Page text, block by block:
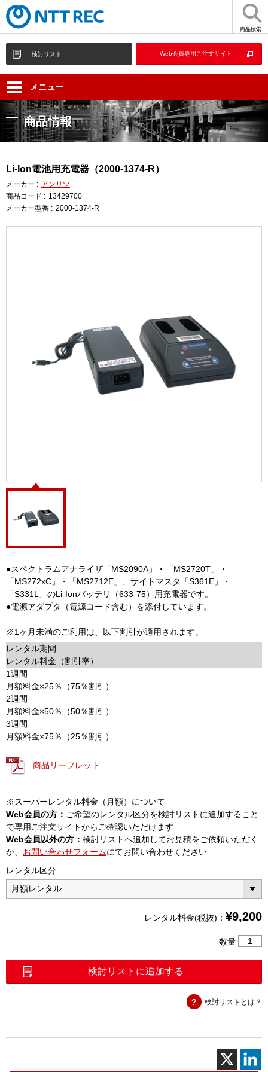
商品検索
検討リスト Web会員専用ご注文サイト
メニュー
商品情報
Li-Ion電池用充電器（2000-1374-R）
メーカー : アンリツ
商品コード : 13429700
メーカー型番 : 2000-1374-R
●スペクトラムアナライザ「MS2090A」・「MS2720T」・
「MS272xC」・「MS2712E」、サイトマスタ「S361E」・
「S331L」のLi-Ionバッテリ（633-75）用充電器です。
●電源アダプタ（電源コード含む）を添付しています。
※1ヶ月未満のご利用は、以下割引が適用されます。
レンタル期間
レンタル料金（割引率）
1週間
月額料金×25％（75％割引）
2週間
月額料金×50％（50％割引）
3週間
月額料金×75％（25％割引）
商品リーフレット
※スーパーレンタル料金（月額）について
Web会員の方： ご希望のレンタル区分を検討リストに追加すること
で専用ご注文サイトからご確認いただけます
Web会員以外の方： 検討リストへ追加してお見積をご依頼いただく
か、 お問い合わせフォームにてお問い合わせください
レンタル区分
レンタル料金(税抜)： ¥9,200
数量
充
（2000-
1374-
R）
検討リストに追加する
検討リストとは？